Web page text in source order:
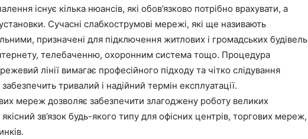
існує кілька нюансів, які обов’язково потрібно врахувати, а
Сучасні слабкострумові мережі, які ще називають
призначені для підключення житлових і громадських будівель
телебаченню, охоронним система тощо. Процедура
лінії вимагає професійного підходу та чітко слідування
тривалий і надійний термін експлуатації.
мереж дозволяє забезпечити злагоджену роботу великих
зв’язок будь-якого типу для офісних центрів, торгових мереж,